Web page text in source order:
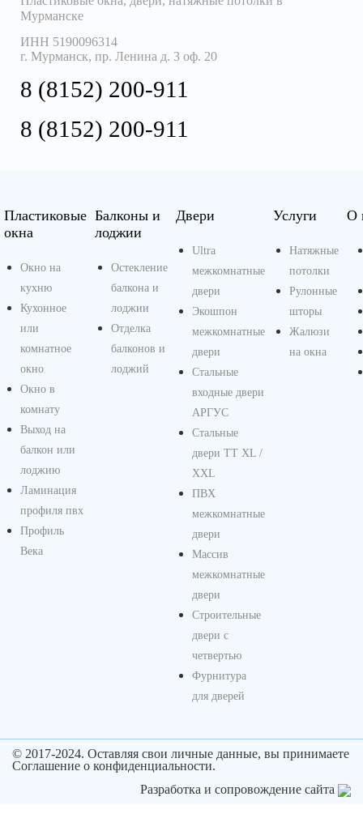
Мурманске
ИНН 5190096314
г. Мурманск, пр. Ленина д. 3 оф. 20
8 (8152) 200-911
8 (8152) 200-911
Пластиковые
окна
Окно на
кухню
Кухонное
или
комнатное
окно
Окно в
комнату
Выход на
балкон или
лоджию
Ламинация
профиля пвх
Профиль
Века
Балконы и
лоджии
Остекление
балкона и
лоджии
Отделка
балконов и
лоджий
Двери
Ultra
межкомнатные
двери
Экошпон
межкомнатные
двери
Стальные
входные двери
АРГУС
Стальные
двери ТТ XL /
XXL
ПВХ
межкомнатные
двери
Массив
межкомнатные
двери
Строительные
двери с
четвертью
Фурнитура
для дверей
Услуги
Натяжные
потолки
Рулонные
шторы
Жалюзи
на окна
О
© 2017-2024. Оставляя свои личные данные, вы принимаете
Соглашение о конфиденциальности.
Разработка и сопровождение сайта